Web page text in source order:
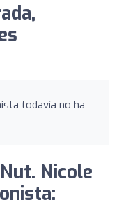
todavía no ha
Nicole